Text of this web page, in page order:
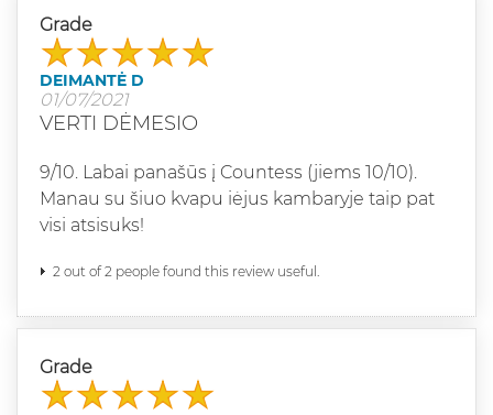
Grade
DEIMANTĖ D
01/07/2021
VERTI DĖMESIO
9/10. Labai panašūs į Countess (jiems 10/10).
Manau su šiuo kvapu iėjus kambaryje taip pat
visi atsisuks!
2 out of 2 people found this review useful.
Grade